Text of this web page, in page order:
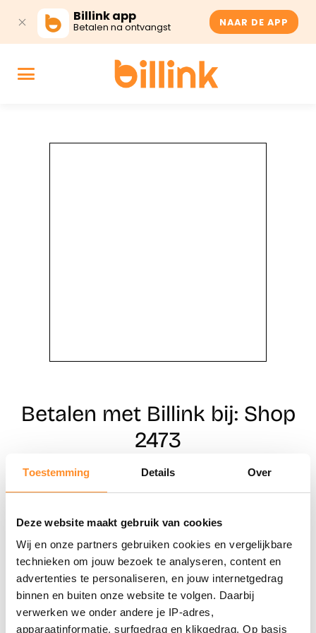
Toestemming Details Over
Deze website maakt gebruik van cookies
Wij en onze partners gebruiken cookies en vergelijkbare
technieken om jouw bezoek te analyseren, content en
advertenties te personaliseren, en jouw internetgedrag
binnen en buiten onze website te volgen. Daarbij
verwerken we onder andere je IP-adres,
apparaatinformatie, surfgedrag en klikgedrag. Op basis
Billink app
Betalen na ontvangst NAAR DE APP
Betalen met Billink bij: Shop
2473
Naar winkels